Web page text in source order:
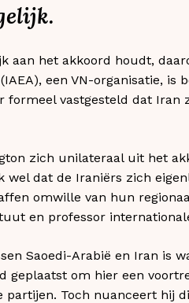
aan het akkoord houdt,
een VN-organisatie,
formeel vastgesteld dat
zich unilateraal uit het
wel dat de Iraniërs zich
omwille van hun
en professor
Saoedi-Arabië en Iran is
geplaatst om hier een
Toch nuanceert hij